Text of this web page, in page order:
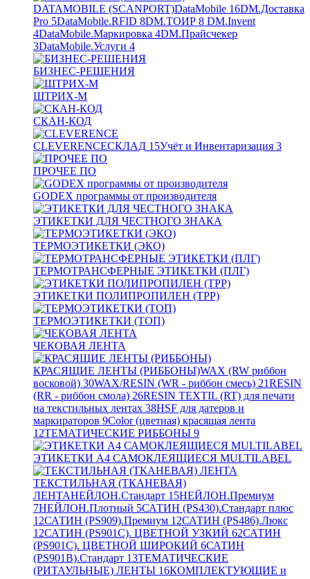
DATAMOBILE (SCANPORT)DataMobile 16DM.Доставка
Pro 5DataMobile.RFID 8DM.ТОИР 8 DM.Invent
4DataMobile.Маркировка 4DM.Прайсчекер
3DataMobile.Услуги 4
БИЗНЕС-РЕШЕНИЯ
ШТРИХ-М
СКАН-КОД
CLEVERENCEСКЛАД 15Учёт и Инвентаризация 3
ПРОЧЕЕ ПО
GODEX программы от производителя
ЭТИКЕТКИ ДЛЯ ЧЕСТНОГО ЗНАКА
ТЕРМОЭТИКЕТКИ (ЭКО)
ТЕРМОТРАНСФЕРНЫЕ ЭТИКЕТКИ (ПЛГ)
ЭТИКЕТКИ ПОЛИПРОПИЛЕН (TPP)
ТЕРМОЭТИКЕТКИ (ТОП)
ЧЕКОВАЯ ЛЕНТА
КРАСЯЩИЕ ЛЕНТЫ (РИББОНЫ)WAX (RW риббон
восковой) 30WAX/RESIN (WR - риббон смесь) 21RESIN
(RR - риббон смола) 26RESIN TEXTIL (RT) для печати
на текстильных лентах 38HSF для датеров и
маркираторов 9Color (цветная) красящая лента
12ТЕМАТИЧЕСКИЕ РИББОНЫ 9
ЭТИКЕТКИ А4 САМОКЛЕЯЩИЕСЯ MULTILABEL
ТЕКСТИЛЬНАЯ (ТКАНЕВАЯ)
ЛЕНТАНЕЙЛОН.Стандарт 15НЕЙЛОН.Премиум
7НЕЙЛОН.Плотный 5САТИН (PS430).Стандарт плюс
12САТИН (PS909).Премиум 12САТИН (PS486).Люкс
12САТИН (PS901C). ЦВЕТНОЙ УЗКИЙ 62САТИН
(PS901C). ЦВЕТНОЙ ШИРОКИЙ 6САТИН
(PS901B).Стандарт 13ТЕМАТИЧЕСКИЕ
(РИТАУЛЬНЫЕ) ЛЕНТЫ 16КОМПЛЕКТУЮЩИЕ и